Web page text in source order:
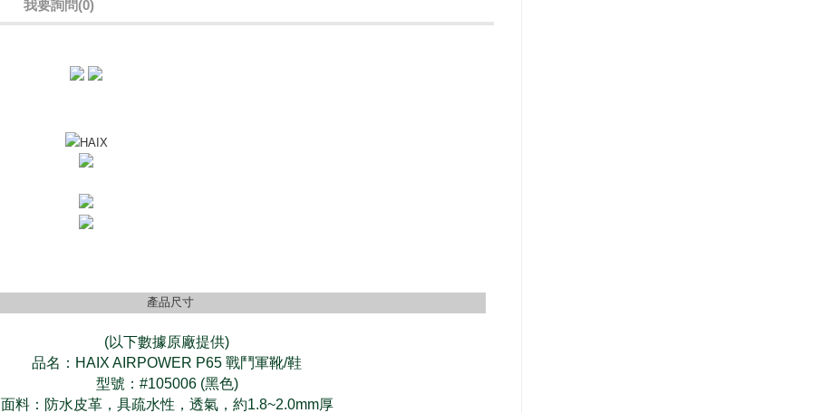
我要詢問(0)
HAIX
產品尺寸
(以下數據原廠提供)
品名：HAIX AIRPOWER P65 戰鬥軍靴/鞋
型號：#105006 (黑色)
面料：防水皮革，具疏水性，透氣，約1.8~2.0mm厚